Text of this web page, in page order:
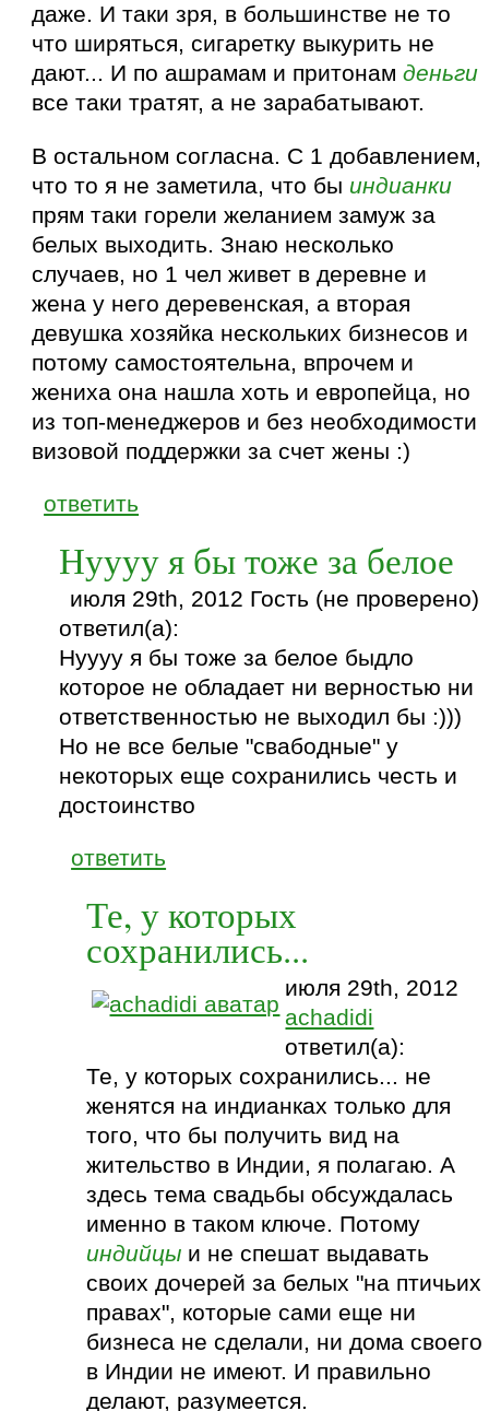
даже. И таки зря, в большинстве не то
что ширяться, сигаретку выкурить не
дают... И по ашрамам и притонамденьги
все таки тратят, а не зарабатывают.
В остальном согласна. С 1 добавлением,
что то я не заметила, что бы индианки
прям таки горели желанием замуж за
белых выходить. Знаю несколько
случаев, но 1 чел живет в деревне и
жена у него деревенская, а вторая
девушка хозяйка нескольких бизнесов и
потому самостоятельна, впрочем и
жениха она нашла хоть и европейца, но
из топ-менеджеров и без необходимости
визовой поддержки за счет жены :)
ответить
Нуууу я бы тоже за белое
июля 29th, 2012 Гость (не проверено)
ответил(а):
Нуууу я бы тоже за белое быдло
которое не обладает ни верностью ни
ответственностью не выходил бы :)))
Но не все белые "свабодные" у
некоторых еще сохранились честь и
достоинство
ответить
Те, у которых
сохранились...
июля 29th, 2012
achadidi
ответил(а):
Те, у которых сохранились... не
женятся на индианках только для
того, что бы получить вид на
жительство в Индии, я полагаю. А
здесь тема свадьбы обсуждалась
именно в таком ключе. Потому
индийцы и не спешат выдавать
своих дочерей за белых "на птичьих
правах", которые сами еще ни
бизнеса не сделали, ни дома своего
в Индии не имеют. И правильно
делают, разумеется.